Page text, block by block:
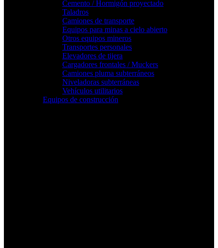
Cemento / Hormigón proyectado
Taladros
Camiones de transporte
Equipos para minas a cielo abierto
Otros equipos mineros
Transportes personales
Elevadores de tijera
Cargadores frontales / Muckers
Camiones pluma subterráneos
Niveladoras subterráneas
Vehículos utilitarios
Equipos de construcción